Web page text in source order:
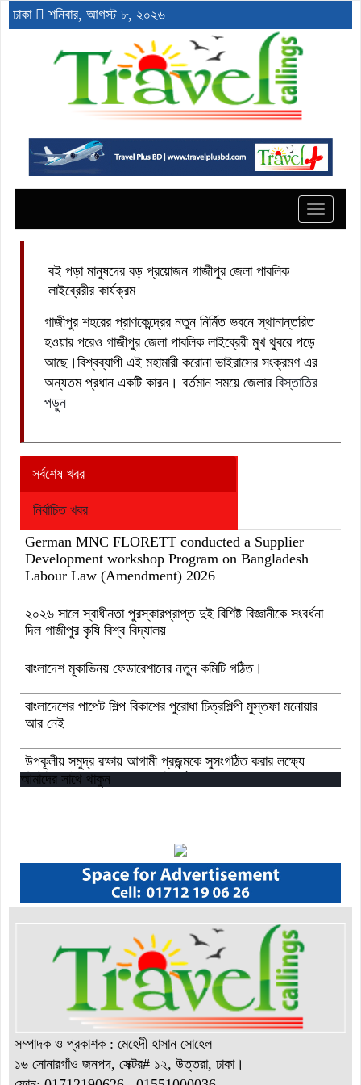
ঢাকা শনিবার, আগস্ট ৮, ২০২৬
Toggle
বই পড়া মানুষদের বড় প্রয়োজন গাজীপুর জেলা পাবলিক
লাইব্রেরীর কার্যক্রম
গাজীপুর শহরের প্রাণকেন্দ্রের নতুন নির্মিত ভবনে স্থানান্তরিত
হওয়ার পরেও গাজীপুর জেলা পাবলিক লাইব্রেরী মুখ থুবরে পড়ে
আছে।বিশ্বব্যাপী এই মহামারী করোনা ভাইরাসের সংক্রমণ এর
অন্যতম প্রধান একটি কারন। বর্তমান সময়ে জেলার বিস্তাতির
পড়ুন
সর্বশেষ খবর
নির্বাচিত খবর
German MNC FLORETT conducted a Supplier
Development workshop Program on Bangladesh
Labour Law (Amendment) 2026
২০২৬ সালে স্বাধীনতা পুরস্কারপ্রাপ্ত দুই বিশিষ্ট বিজ্ঞানীকে সংবর্ধনা
দিল গাজীপুর কৃষি বিশ্ব বিদ্যালয়
বাংলাদেশ মূকাভিনয় ফেডারেশানের নতুন কমিটি গঠিত।
বাংলাদেশের পাপেট শিল্প বিকাশের পুরোধা চিত্রশিল্পী মুস্তফা মনোয়ার
আর নেই
উপকূলীয় সমুদ্র রক্ষায় আগামী প্রজন্মকে সুসংগঠিত করার লক্ষ্যে
ডিজিটাল ‘ইউথ ফর ওশান’ প্ল্যাটফর্ম’-এর সুচনা
আমাদের সাথে থাকুন
সম্পাদক ও প্রকাশক : মেহেদী হাসান সোহেল
১৬ সোনারগাঁও জনপদ, সেক্টর# ১২, উত্তরা, ঢাকা।